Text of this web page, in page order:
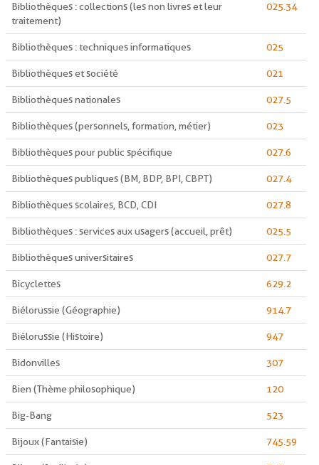
Bibliothèques : collections (les non livres et leur
traitement)
025.34
Bibliothèques : techniques informatiques 025
Bibliothèques et société 021
Bibliothèques nationales 027.5
Bibliothèques (personnels, formation, métier) 023
Bibliothèques pour public spécifique 027.6
Bibliothèques publiques (BM, BDP, BPI, CBPT) 027.4
Bibliothèques scolaires, BCD, CDI 027.8
Bibliothèques : services aux usagers (accueil, prêt) 025.5
Bibliothèques universitaires 027.7
Bicyclettes 629.2
Biélorussie (Géographie) 914.7
Biélorussie (Histoire) 947
Bidonvilles 307
Bien (Thème philosophique) 120
Big-Bang 523
Bijoux (Fantaisie) 745.59